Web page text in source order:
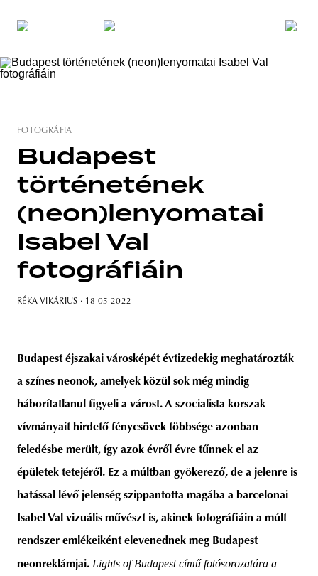
FOTOGRÁFIA
Budapest
történetének
(neon)lenyomatai
Isabel Val
fotográfiáin
RÉKA VIKÁRIUS · 18 05 2022
Budapest éjszakai városképét évtizedekig meghatározták
a színes neonok, amelyek közül sok még mindig
háborítatlanul figyeli a várost. A szocialista korszak
vívmányait hirdető fénycsövek többsége azonban
feledésbe merült, így azok évről évre tűnnek el az
épületek tetejéről. Ez a múltban gyökerező, de a jelenre is
hatással lévő jelenség szippantotta magába a barcelonai
Isabel Val vizuális művészt is, akinek fotográfiáin a múlt
rendszer emlékeiként elevenednek meg Budapest
neonreklámjai. Lights of Budapest című fotósorozatára a